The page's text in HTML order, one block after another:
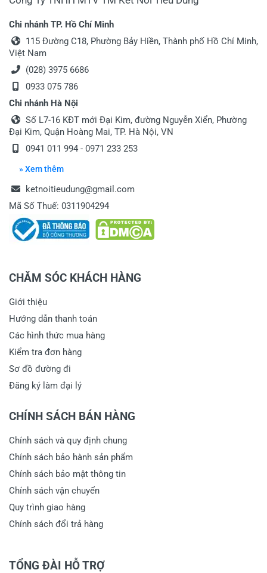
Chi nhánh TP. Hồ Chí Minh
115 Đường C18, Phường Bảy Hiền, Thành phố Hồ Chí Minh,
Việt Nam
(028) 3975 6686
0933 075 786
Chi nhánh Hà Nội
Số L7-16 KĐT mới Đại Kim, đường Nguyễn Xiển, Phường
Đại Kim, Quận Hoàng Mai, TP. Hà Nội, VN
0941 011 994 - 0971 233 253
» Xem thêm
ketnoitieudung@gmail.com
Mã Số Thuế: 0311904294
CHĂM SÓC KHÁCH HÀNG
Giới thiệu
Hướng dẫn thanh toán
Các hình thức mua hàng
Kiểm tra đơn hàng
Sơ đồ đường đi
Đăng ký làm đại lý
CHÍNH SÁCH BÁN HÀNG
Chính sách và quy định chung
Chính sách bảo hành sản phẩm
Chính sách bảo mật thông tin
Chính sách vận chuyển
Quy trình giao hàng
Chính sách đổi trả hàng
TỔNG ĐÀI HỖ TRỢ